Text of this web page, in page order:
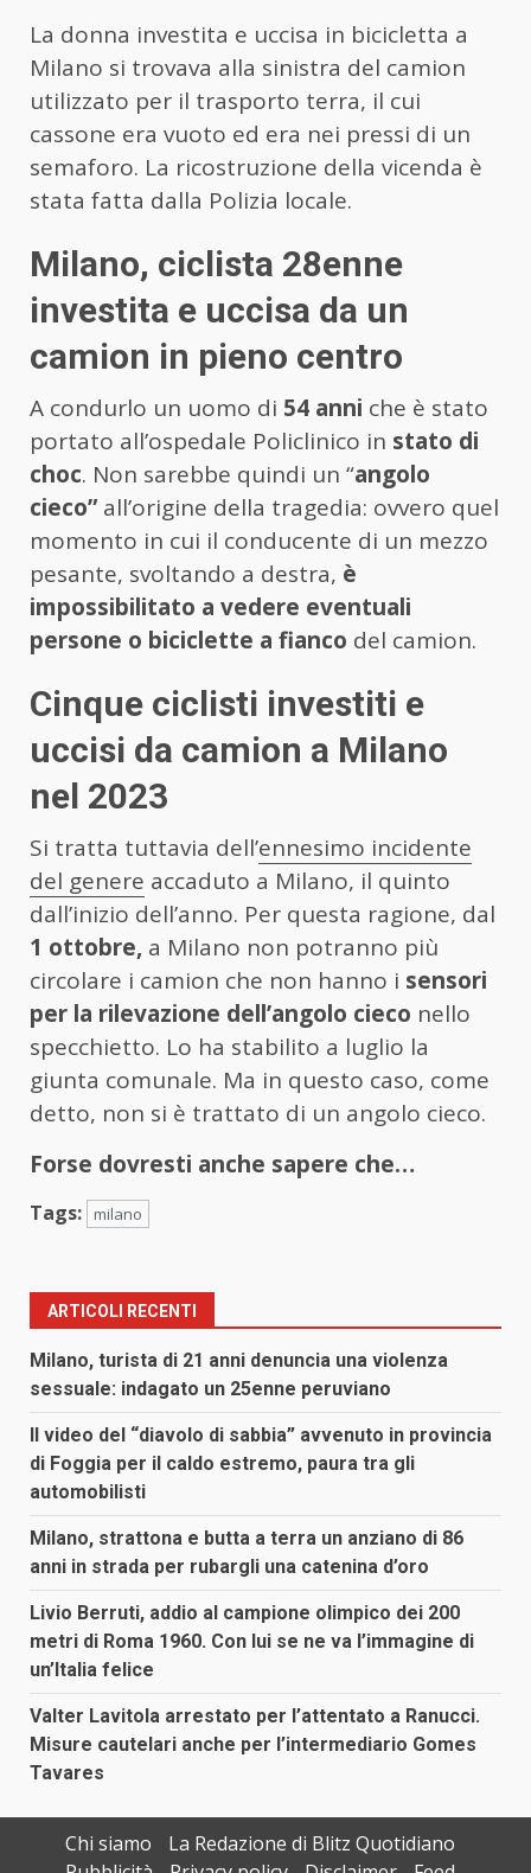
La donna investita e uccisa in bicicletta a
Milano si trovava alla sinistra del camion
utilizzato per il trasporto terra, il cui
cassone era vuoto ed era nei pressi di un
semaforo. La ricostruzione della vicenda è
stata fatta dalla Polizia locale.
Milano, ciclista 28enne
investita e uccisa da un
camion in pieno centro
A condurlo un uomo di 54 anni che è stato
portato all’ospedale Policlinico in stato di
choc. Non sarebbe quindi un “angolo
cieco”all’origine della tragedia: ovvero quel
momento in cui il conducente di un mezzo
pesante, svoltando a destra, è
impossibilitato a vedere eventuali
persone o biciclette a fianco del camion.
Cinque ciclisti investiti e
uccisi da camion a Milano
nel 2023
Si tratta tuttavia dell’ennesimo incidente
del genere accaduto a Milano, il quinto
dall’inizio dell’anno. Per questa ragione, dal
1 ottobre, a Milano non potranno più
circolare i camion che non hanno i sensori
per la rilevazione dell’angolo cieco nello
specchietto. Lo ha stabilito a luglio la
giunta comunale. Ma in questo caso, come
detto, non si è trattato di un angolo cieco.
Forse dovresti anche sapere che…
Tags: milano
ARTICOLI RECENTI
Milano, turista di 21 anni denuncia una violenza
sessuale: indagato un 25enne peruviano
Il video del “diavolo di sabbia” avvenuto in provincia
di Foggia per il caldo estremo, paura tra gli
automobilisti
Milano, strattona e butta a terra un anziano di 86
anni in strada per rubargli una catenina d’oro
Livio Berruti, addio al campione olimpico dei 200
metri di Roma 1960. Con lui se ne va l’immagine di
un’Italia felice
Valter Lavitola arrestato per l’attentato a Ranucci.
Misure cautelari anche per l’intermediario Gomes
Tavares
Chi siamo
La Redazione di Blitz Quotidiano